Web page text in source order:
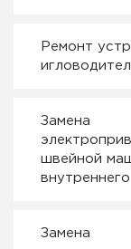
Ремонт
Замена
швейной
внутреннего
Замена